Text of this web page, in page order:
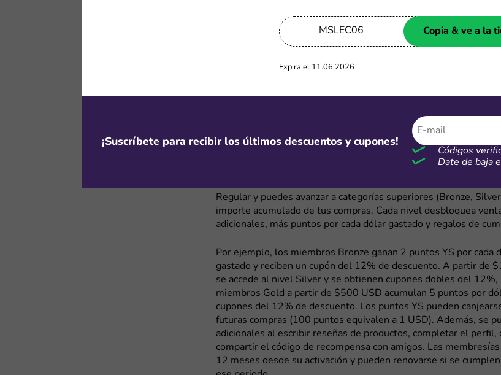
Descuentos en la app de YesStyle
Al descargar la aplicación oficial de YesStyle puedes recibir 50
móviles. También recibirás notificaciones sobre descuentos
recomendable activar las alertas para no perderlas.
Beneficios y ofertas del programa Elite Club
Regular y puedes avanzar a categorías superiores (Bronze,
importe acumulado de tus compras. Cada nivel desbloquea
adicionales, más puntos por cada dólar gastado y regalos de
Por ejemplo, los miembros Bronze ganan 2 puntos YS por cada
gastado y reciben un cupón del 12% de descuento. A partir de
se accede al nivel Silver y se obtienen cupones dobles del
miembros Gold a partir de $500 USD acumulan 5 puntos por
cupones del 12% de descuento. Los puntos YS pueden
futuras compras (100 puntos equivalen a 1 USD). Además, se
adicionales al escribir reseñas de productos, completar el perfil,
compartir el código de recompensa con amigos. Las
12 meses desde su activación y pueden renovarse si se
MSLEC06 Copia & ve a la
Expira el 11.06.2026
¡Suscríbete para recibir los últimos descuentos y cupones!
Códigos
Date de baja